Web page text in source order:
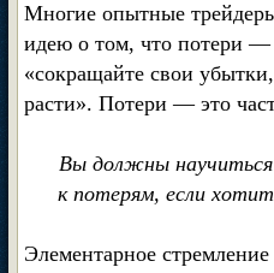
Многие опытные
идею о том, что потери —
«сокращайте свои
расти». Потери — это
Вы должны научиться
к потерям, если
Элементарное стремление